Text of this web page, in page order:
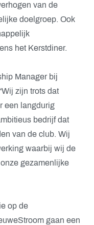
van de
doelgroep. Ook
het Kerstdiner.
Manager bij
zijn trots dat
een langdurig
bedrijf dat
van de club. Wij
waarbij wij de
gezamenlijke
op de
gaan een